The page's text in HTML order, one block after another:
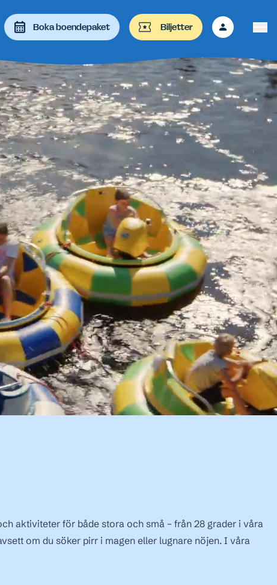
Boka boendepaket Biljetter
aktiviteter för både stora och små – från 28 grader i våra
om du söker pirr i magen eller lugnare nöjen. I våra